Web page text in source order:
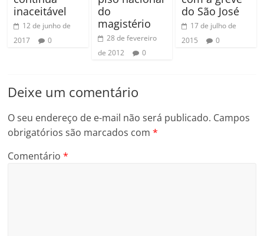
inaceitável
12 de junho de
2017
0
do
magistério
28 de fevereiro
de 2012
0
do São José
17 de julho de
2015
0
Deixe um comentário
O seu endereço de e-mail não será publicado. Campos
obrigatórios são marcados com*
Comentário*